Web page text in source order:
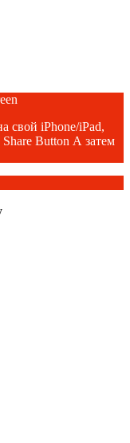
свой iPhone/iPad,
А затем